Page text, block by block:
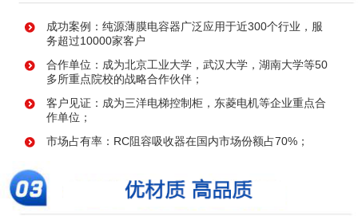
成功案例：纯源薄膜电容器广泛应用于近300个行业，服
务超过10000家客户
合作单位：成为北京工业大学，武汉大学，湖南大学等50
多所重点院校的战略合作伙伴；
客户见证：成为三洋电梯控制柜，东菱电机等企业重点合
作单位；
市场占有率：RC阻容吸收器在国内市场份额占70%；